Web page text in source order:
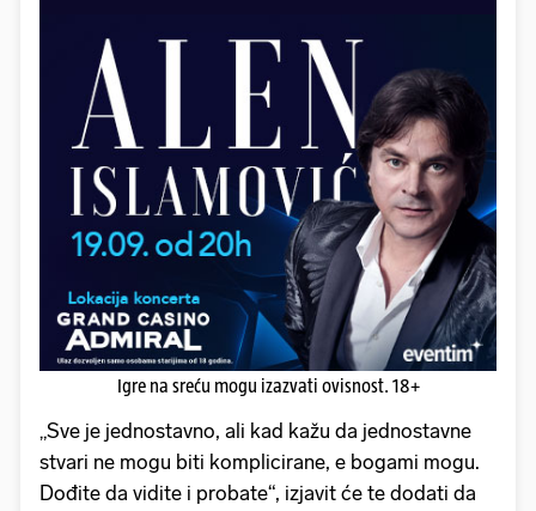
Igre na sreću mogu izazvati ovisnost. 18+
„Sve je jednostavno, ali kad kažu da jednostavne
stvari ne mogu biti komplicirane, e bogami mogu.
Dođite da vidite i probate“, izjavit će te dodati da